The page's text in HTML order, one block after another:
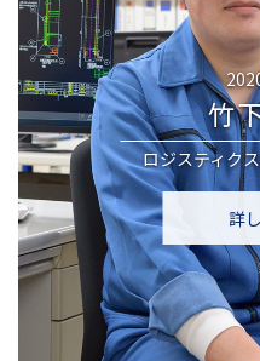
竹
ロジスティク
詳